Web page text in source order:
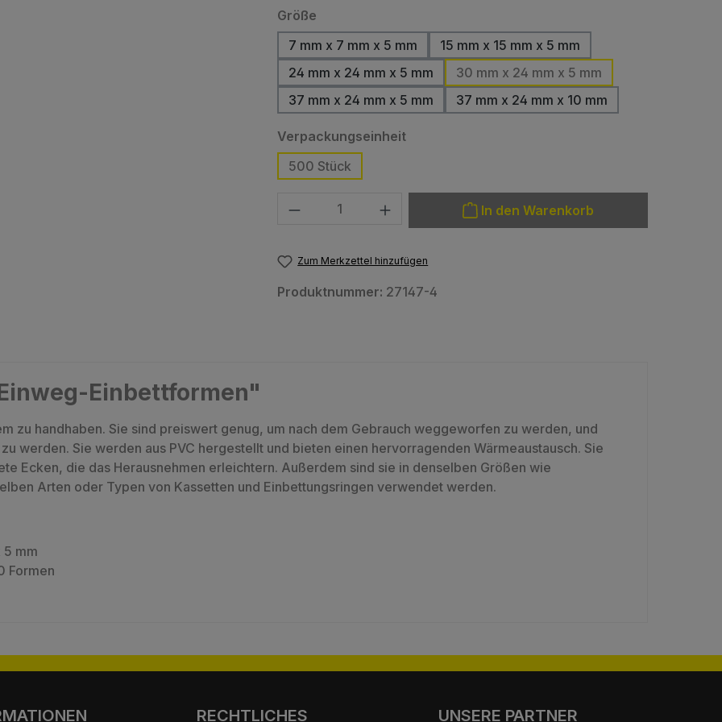
Größe
7 mm x 7 mm x 5 mm
15 mm x 15 mm x 5 mm
24 mm x 24 mm x 5 mm
30 mm x 24 mm x 5 mm
37 mm x 24 mm x 5 mm
37 mm x 24 mm x 10 mm
Verpackungseinheitauswählen
500 Stück
Produkt Anzahl: Gib den gewünschten Wert ein oder benutze die
In den Warenkorb
Zum Merkzettel hinzufügen
Produktnummer: 27147-4
Einbettformen"
zu handhaben. Sie sind preiswert genug, um nach dem Gebrauch weggeworfen zu werden, und
werden. Sie werden aus PVC hergestellt und bieten einen hervorragenden Wärmeaustausch. Sie
Ecken, die das Herausnehmen erleichtern. Außerdem sind sie in denselben Größen wie
Arten oder Typen von Kassetten und Einbettungsringen verwendet werden.
mm
Formen
RECHTLICHES UNSERE PARTNER